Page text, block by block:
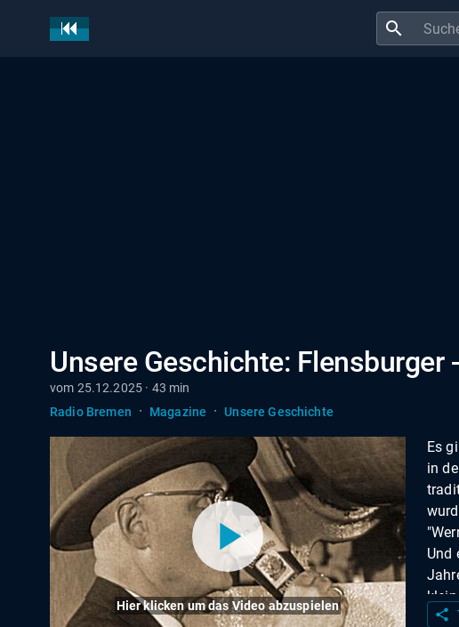
search
Unsere Geschichte: Flensburger
vom 25.12.2025 · 43 min
Radio Bremen
· Magazine · Unsere Geschichte
Hier klicken um das Video abzuspielen
Es
in
Und
share